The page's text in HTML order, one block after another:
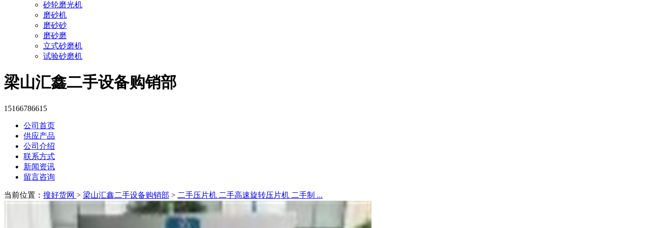
砂轮磨光机
磨砂机
磨砂砂
磨砂磨
立式砂磨机
试验砂磨机
梁山汇鑫二手设备购销部
15166786615
公司首页
供应产品
公司介绍
联系方式
新闻资讯
留言咨询
当前位置： 搜好货网 > 梁山汇鑫二手设备购销部 > 二手压片机 二手高速旋转压片机 二手制 ...